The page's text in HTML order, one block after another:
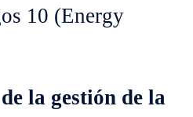
10 (Energy
la gestión de la